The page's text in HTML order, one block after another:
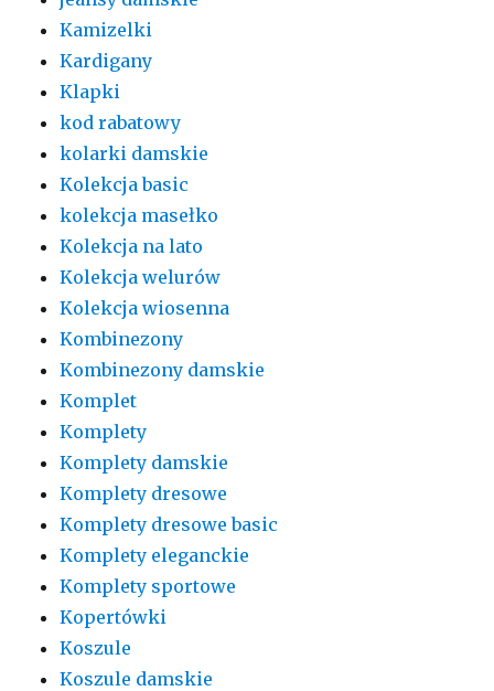
Kamizelki
Kardigany
Klapki
kod rabatowy
kolarki damskie
Kolekcja basic
kolekcja masełko
Kolekcja na lato
Kolekcja welurów
Kolekcja wiosenna
Kombinezony
Kombinezony damskie
Komplet
Komplety
Komplety damskie
Komplety dresowe
Komplety dresowe basic
Komplety eleganckie
Komplety sportowe
Kopertówki
Koszule
Koszule damskie